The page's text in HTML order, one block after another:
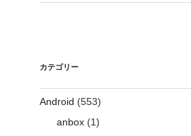
カテゴリー
Android (553)
anbox(1)